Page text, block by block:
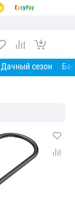
Дачный сезон